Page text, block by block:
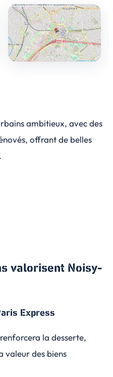
ambitieux, avec des
offrant de belles
valorisent Noisy-
Express
la desserte,
valeur des biens